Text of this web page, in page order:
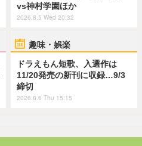
vs神村学園ほか
2026.8.5 Wed 20:32
趣味・娯楽
ドラえもん短歌、入選作は
11/20発売の新刊に収録…9/3
締切
2026.8.6 Thu 15:15